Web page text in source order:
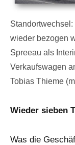
wieder bezogen
Spreeau als
Verkaufswagen
Tobias Thieme
Wieder sieben
Was die